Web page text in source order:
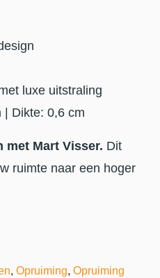
luxe uitstraling
Dikte: 0,6 cm
met Mart Visser. Dit
ruimte naar een hoger
, Opruiming, Opruiming